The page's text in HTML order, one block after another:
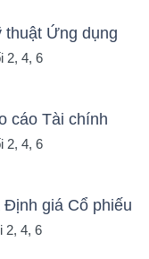
thuật Ứng dụng
2, 4, 6
cáo Tài chính
2, 4, 6
giá Cổ phiếu
2, 4, 6